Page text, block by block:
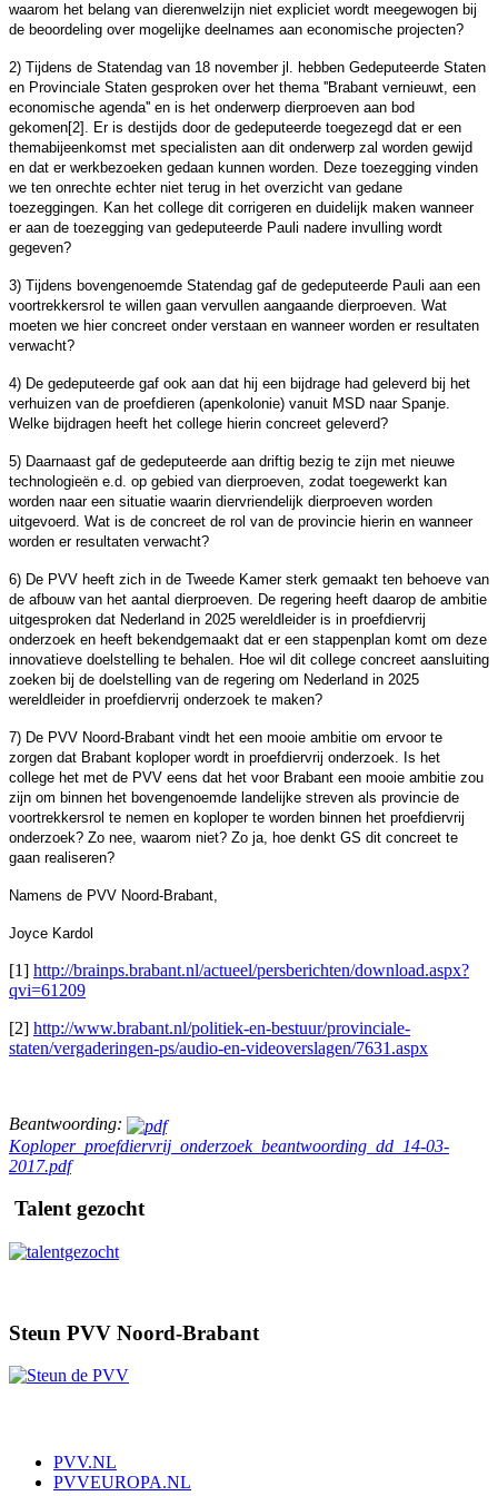
waarom het belang van dierenwelzijn niet expliciet wordt meegewogen bij
de beoordeling over mogelijke deelnames aan economische projecten?
2) Tijdens de Statendag van 18 november jl. hebben Gedeputeerde Staten
en Provinciale Staten gesproken over het thema ''Brabant vernieuwt, een
economische agenda'' en is het onderwerp dierproeven aan bod
gekomen[2]. Er is destijds door de gedeputeerde toegezegd dat er een
themabijeenkomst met specialisten aan dit onderwerp zal worden gewijd
en dat er werkbezoeken gedaan kunnen worden. Deze toezegging vinden
we ten onrechte echter niet terug in het overzicht van gedane
toezeggingen. Kan het college dit corrigeren en duidelijk maken wanneer
er aan de toezegging van gedeputeerde Pauli nadere invulling wordt
gegeven?
3) Tijdens bovengenoemde Statendag gaf de gedeputeerde Pauli aan een
voortrekkersrol te willen gaan vervullen aangaande dierproeven. Wat
moeten we hier concreet onder verstaan en wanneer worden er resultaten
verwacht?
4) De gedeputeerde gaf ook aan dat hij een bijdrage had geleverd bij het
verhuizen van de proefdieren (apenkolonie) vanuit MSD naar Spanje.
Welke bijdragen heeft het college hierin concreet geleverd?
5) Daarnaast gaf de gedeputeerde aan driftig bezig te zijn met nieuwe
technologieën e.d. op gebied van dierproeven, zodat toegewerkt kan
worden naar een situatie waarin diervriendelijk dierproeven worden
uitgevoerd. Wat is de concreet de rol van de provincie hierin en wanneer
worden er resultaten verwacht?
6) De PVV heeft zich in de Tweede Kamer sterk gemaakt ten behoeve van
de afbouw van het aantal dierproeven. De regering heeft daarop de ambitie
uitgesproken dat Nederland in 2025 wereldleider is in proefdiervrij
onderzoek en heeft bekendgemaakt dat er een stappenplan komt om deze
innovatieve doelstelling te behalen. Hoe wil dit college concreet aansluiting
zoeken bij de doelstelling van de regering om Nederland in 2025
wereldleider in proefdiervrij onderzoek te maken?
7) De PVV Noord-Brabant vindt het een mooie ambitie om ervoor te
zorgen dat Brabant koploper wordt in proefdiervrij onderzoek. Is het
college het met de PVV eens dat het voor Brabant een mooie ambitie zou
zijn om binnen het bovengenoemde landelijke streven als provincie de
voortrekkersrol te nemen en koploper te worden binnen het proefdiervrij
onderzoek? Zo nee, waarom niet? Zo ja, hoe denkt GS dit concreet te
gaan realiseren?
Namens de PVV Noord-Brabant,
Joyce Kardol
[1] http://brainps.brabant.nl/actueel/persberichten/download.aspx?
qvi=61209
[2] http://www.brabant.nl/politiek-en-bestuur/provinciale-
staten/vergaderingen-ps/audio-en-videoverslagen/7631.aspx
Beantwoording:
Koploper_proefdiervrij_onderzoek_beantwoording_dd_14-03-
2017.pdf
Talent gezocht
Steun PVV Noord-Brabant
PVV.NL
PVVEUROPA.NL